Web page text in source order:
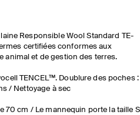
Responsible Wool Standard TE-
certifiées conformes aux
animal et de gestion des terres.
TENCEL™. Doublure des poches :
/ Nettoyage à sec
70 cm / Le mannequin porte la taille S